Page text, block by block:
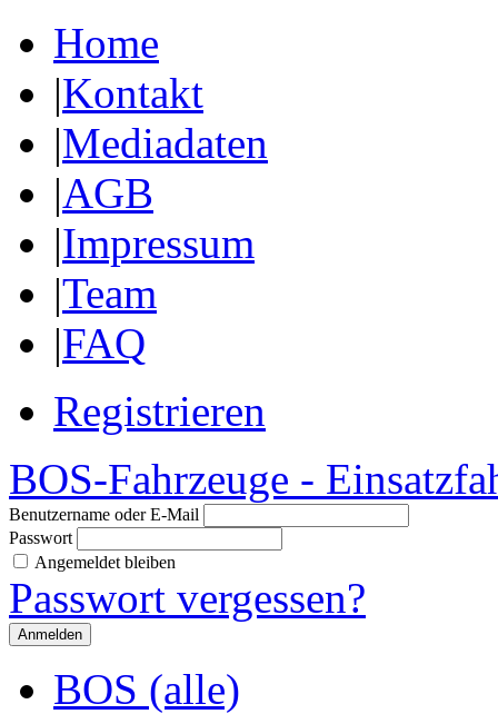
Home
|Kontakt
|Mediadaten
|AGB
|Impressum
|Team
|FAQ
Registrieren
BOS-Fahrzeuge -
Benutzername oder E-Mail
Passwort
Angemeldet bleiben
Passwort vergessen?
BOS (alle)